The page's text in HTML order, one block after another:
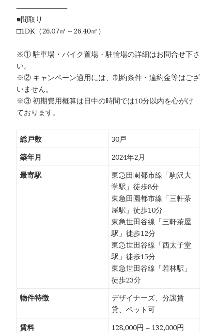
―――――――
■間取り
□1DK（26.07㎡～26.40㎡）
※① 駐車場・バイク置場・駐輪場の詳細はお問合せ下さ
い。
※② キャンペーン適用には、制約条件・違約金等はござ
いません。
※③ 初期費用概算は日中の時間では10分以内を心がけ
ております。
総戸数
30戸
築年月
2024年2月
最寄駅
東急田園都市線「駒沢大
学駅」徒歩8分
東急田園都市線「三軒茶
屋駅」徒歩10分
東急世田谷線「三軒茶屋
駅」徒歩12分
東急世田谷線「西太子堂
駅」徒歩15分
東急世田谷線「若林駅」
徒歩23分
物件特徴
デザイナーズ、分譲賃
貸、ペット可
賃料
128,000円 – 132,000円